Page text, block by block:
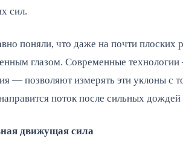
сил.
поняли, что даже на почти плоских
глазом. Современные
— позволяют измерять эти уклоны с
поток после сильных дождей
движущая сила